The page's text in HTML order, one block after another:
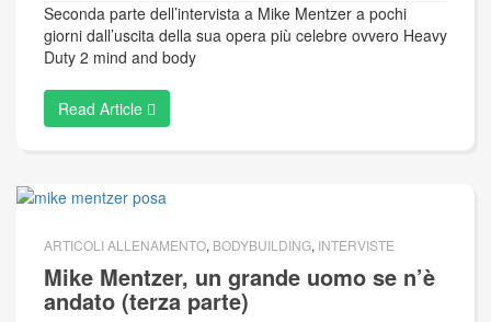
Seconda parte dell’intervista a Mike Mentzer a pochi
giorni dall’uscita della sua opera più celebre ovvero Heavy
Duty 2 mind and body
Read Article
ARTICOLI ALLENAMENTO, BODYBUILDING, INTERVISTE
Mike Mentzer, un grande uomo se n’è
andato (terza parte)